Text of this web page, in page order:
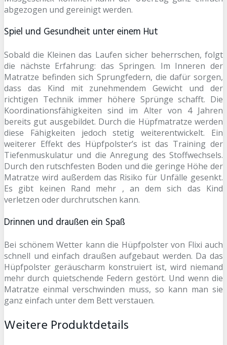
abgezogen und gereinigt werden.
Spiel und Gesundheit unter einem Hut
Sobald die Kleinen das Laufen sicher beherrschen, folgt
die nächste Erfahrung: das Springen. Im Inneren der
Matratze befinden sich Sprungfedern, die dafür sorgen,
dass das Kind mit zunehmendem Gewicht und der
richtigen Technik immer höhere Sprünge schafft. Die
Koordinationsfähigkeiten sind im Alter von 4 Jahren
bereits gut ausgebildet. Durch die Hüpfmatratze werden
diese Fähigkeiten jedoch stetig weiterentwickelt. Ein
weiterer Effekt des Hüpfpolster’s ist das Training der
Tiefenmuskulatur und die Anregung des Stoffwechsels.
Durch den rutschfesten Boden und die geringe Höhe der
Matratze wird außerdem das Risiko für Unfälle gesenkt.
Es gibt keinen Rand mehr , an dem sich das Kind
verletzen oder durchrutschen kann.
Drinnen und draußen ein Spaß
Bei schönem Wetter kann die Hüpfpolster von Flixi auch
schnell und einfach draußen aufgebaut werden. Da das
Hüpfpolster geräuscharm konstruiert ist, wird niemand
mehr durch quietschende Federn gestört. Und wenn die
Matratze einmal verschwinden muss, so kann man sie
ganz einfach unter dem Bett verstauen.
Weitere Produktdetails